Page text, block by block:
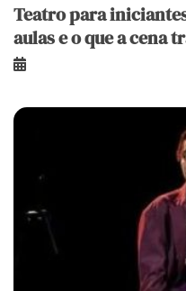
Teatro para
aulas e o que a cena